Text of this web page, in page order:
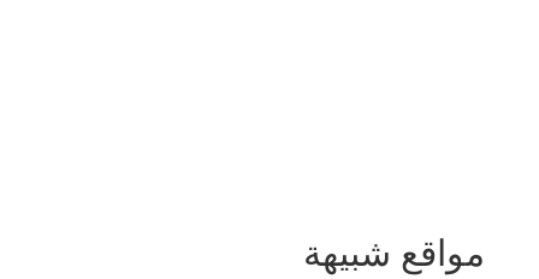
مواقع شبيهة